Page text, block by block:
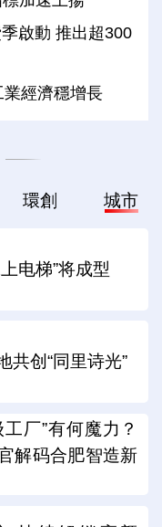
啟動 推出超300
經濟穩增長
環創 城市
电梯”将成型
共创“同里诗光”
厂”有何魔力？
解码合肥智造新